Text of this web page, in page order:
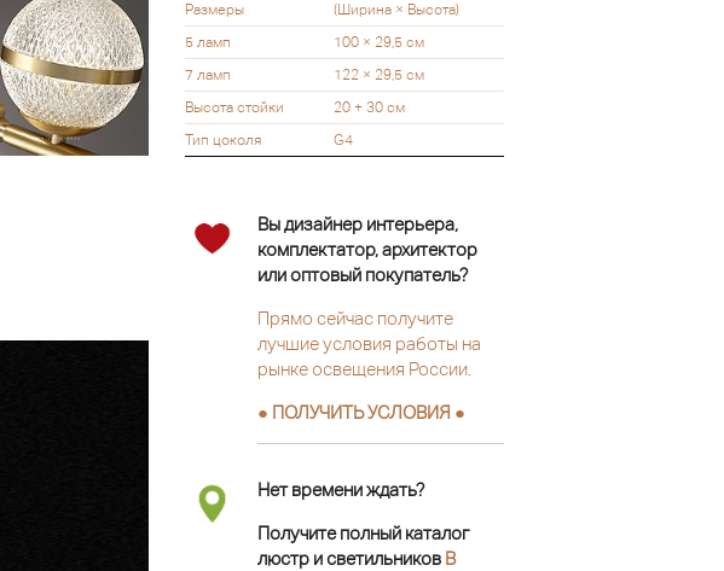
Размеры
(Ширина × Высота)
5 ламп
100 × 29,5 см
7 ламп
122 × 29,5 см
Высота стойки
20 + 30 см
Тип цоколя
G4
Вы дизайнер интерьера,
комплектатор, архитектор
или оптовый покупатель?
Прямо сейчас получите
лучшие условия работы на
рынке освещения России.
● ПОЛУЧИТЬ УСЛОВИЯ ●
Нет времени ждать?
Получите полный каталог
люстр и светильников В